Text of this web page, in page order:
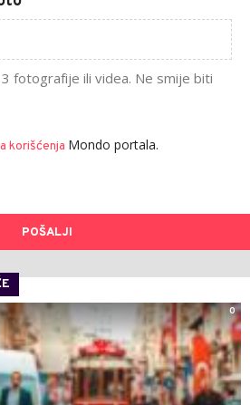
fotografije ili videa. Ne smije biti
korišćenja Mondo portala.
POŠALJI
0